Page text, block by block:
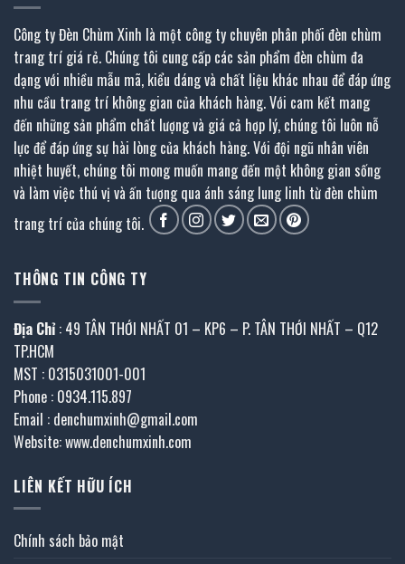
Công ty Đèn Chùm Xinh là một công ty chuyên phân phối đèn chùm
trang trí giá rẻ. Chúng tôi cung cấp các sản phẩm đèn chùm đa
dạng với nhiều mẫu mã, kiểu dáng và chất liệu khác nhau để đáp ứng
nhu cầu trang trí không gian của khách hàng. Với cam kết mang
đến những sản phẩm chất lượng và giá cả hợp lý, chúng tôi luôn nỗ
lực để đáp ứng sự hài lòng của khách hàng. Với đội ngũ nhân viên
nhiệt huyết, chúng tôi mong muốn mang đến một không gian sống
và làm việc thú vị và ấn tượng qua ánh sáng lung linh từ đèn chùm
trang trí của chúng tôi.
THÔNG TIN CÔNG TY
Địa Chỉ : 49 TÂN THỚI NHẤT 01 – KP6 – P. TÂN THỚI NHẤT – Q12
TP.HCM
MST : 0315031001-001
Phone : 0934.115.897
Email : denchumxinh@gmail.com
Website: www.denchumxinh.com
LIÊN KẾT HỮU ÍCH
Chính sách bảo mật